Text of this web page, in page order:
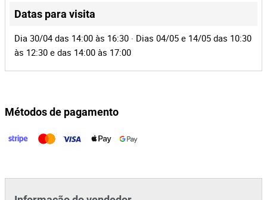
166613
Leaflet |© OpenStreetMap contributors
Datas para visita
Dia 30/04 das 14:00 às 16:30 · Dias 04/05 e 14/05 das 10:30
às 12:30 e das 14:00 às 17:00
Métodos de pagamento